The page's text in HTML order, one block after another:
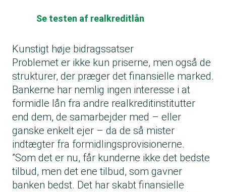
Se testen af realkreditlån
Kunstigt høje bidragssatser
Problemet er ikke kun priserne, men også de
strukturer, der præger det finansielle marked.
Bankerne har nemlig ingen interesse i at
formidle lån fra andre realkreditinstitutter
end dem, de samarbejder med – eller
ganske enkelt ejer – da de så mister
indtægter fra formidlingsprovisionerne.
”Som det er nu, får kunderne ikke det bedste
tilbud, men det ene tilbud, som gavner
banken bedst. Det har skabt finansielle